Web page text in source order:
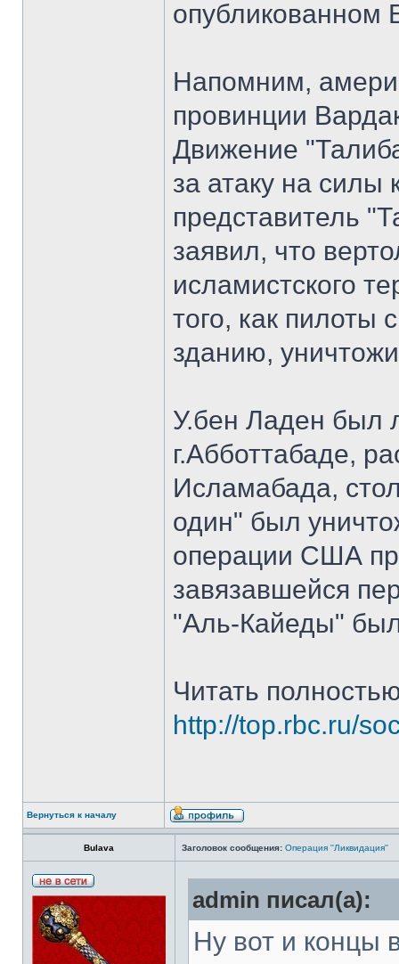
Напомним,
провинции
Движение
за атаку на
представитель
заявил, что
исламистского
того, как пилоты
зданию,
У.бен Ладен был
г.Абботтабаде,
Исламабада,
один" был
операции США
завязавшейся
"Аль-Кайеды"
Читать
http://top.rbc.ru/
Вернуться к началу
Bulava Заголовок сообщения: Операция ''Ликвидация''
admin писал(а):
Ну вот и концы